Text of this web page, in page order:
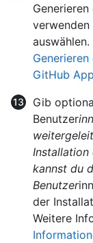
GitHub App
Gib
Benutzer
Installation
kannst du
Benutzer
der
Weitere